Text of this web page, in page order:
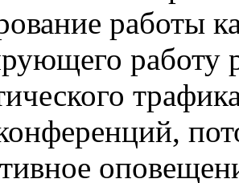
работы
работу